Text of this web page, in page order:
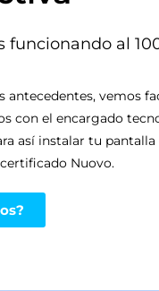
funcionando al
antecedentes, vemos
con el encargado
así instalar tu pantalla
Nuovo.